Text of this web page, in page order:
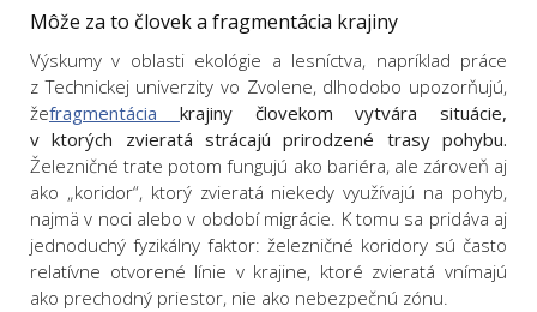
Môže za to človek a fragmentácia krajiny
Výskumy v oblasti ekológie a lesníctva, napríklad práce
z Technickej univerzity vo Zvolene, dlhodobo upozorňujú,
žefragmentácia krajiny človekom vytvára situácie,
v ktorých zvieratá strácajú prirodzené trasy pohybu.
Železničné trate potom fungujú ako bariéra, ale zároveň aj
ako „koridor“, ktorý zvieratá niekedy využívajú na pohyb,
najmä v noci alebo v období migrácie. K tomu sa pridáva aj
jednoduchý fyzikálny faktor: železničné koridory sú často
relatívne otvorené línie v krajine, ktoré zvieratá vnímajú
ako prechodný priestor, nie ako nebezpečnú zónu.